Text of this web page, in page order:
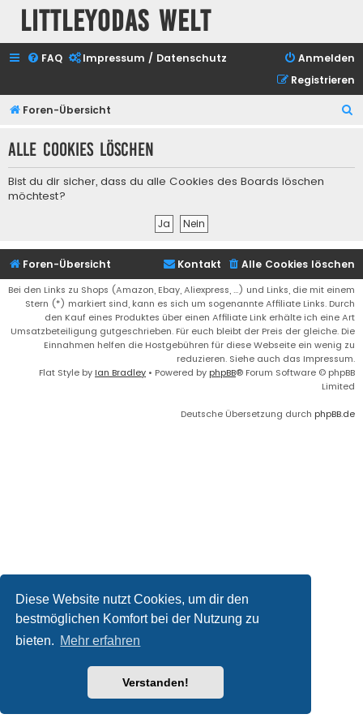
Diese Website nutzt Cookies, um dir den
bestmöglichen Komfort bei der Nutzung zu
bieten. Mehr erfahren
Verstanden!
Littleyodas Welt
FAQ Impressum / Datenschutz
Anmelden
Registrieren
Foren-Übersicht
h
Alle Cookies löschen
Bist du dir sicher, dass du alle Cookies des Boards löschen
möchtest?
Foren-Übersicht Alle Cookies löschen
Kontakt
Bei den Links zu Shops (Amazon, Ebay, Aliexpress, ...) und Links, die mit einem
Stern (*) markiert sind, kann es sich um sogenannte Affiliate Links. Durch
den Kauf eines Produktes über einen Affiliate Link erhälte ich eine Art
Umsatzbeteiligung gutgeschrieben. Für euch bleibt der Preis der gleiche. Die
Einnahmen helfen die Hostgebühren für diese Webseite ein wenig zu
reduzieren. Siehe auch das Impressum.
Flat Style by Ian Bradley • Powered by phpBB® Forum Software © phpBB
Limited
Deutsche Übersetzung durch phpBB.de